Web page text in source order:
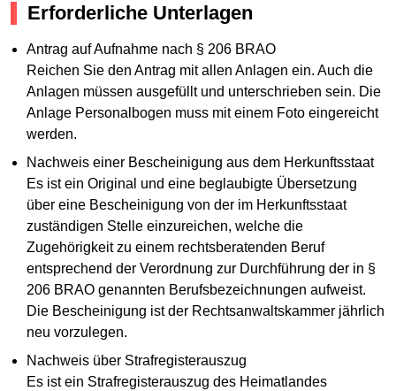
Erforderliche Unterlagen
Antrag auf Aufnahme nach § 206 BRAO
Reichen Sie den Antrag mit allen Anlagen ein. Auch die
Anlagen müssen ausgefüllt und unterschrieben sein. Die
Anlage Personalbogen muss mit einem Foto eingereicht
werden.
Nachweis einer Bescheinigung aus dem Herkunftsstaat
Es ist ein Original und eine beglaubigte Übersetzung
über eine Bescheinigung von der im Herkunftsstaat
zuständigen Stelle einzureichen, welche die
Zugehörigkeit zu einem rechtsberatenden Beruf
entsprechend der Verordnung zur Durchführung der in §
206 BRAO genannten Berufsbezeichnungen aufweist.
Die Bescheinigung ist der Rechtsanwaltskammer jährlich
neu vorzulegen.
Nachweis über Strafregisterauszug
Es ist ein Strafregisterauszug des Heimatlandes